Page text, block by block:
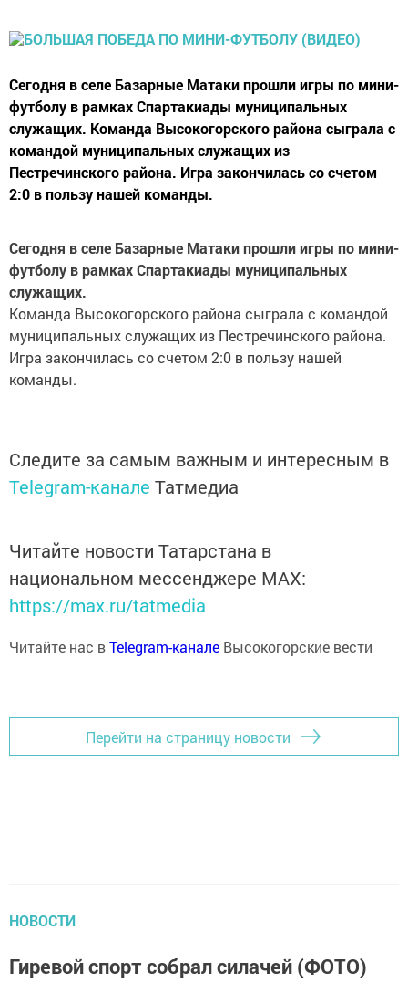
Сегодня в селе Базарные Матаки прошли игры по мини-
футболу в рамках Спартакиады муниципальных
служащих. Команда Высокогорского района сыграла с
командой муниципальных служащих из
Пестречинского района. Игра закончилась со счетом
2:0 в пользу нашей команды.
Сегодня в селе Базарные Матаки прошли игры по мини-
футболу в рамках Спартакиады муниципальных
служащих.
Команда Высокогорского района сыграла с командой
муниципальных служащих из Пестречинского района.
Игра закончилась со счетом 2:0 в пользу нашей
команды.
Следите за самым важным и интересным в
Telegram-канале Татмедиа
Читайте новости Татарстана в
национальном мессенджере MАХ:
https://max.ru/tatmedia
Читайте нас вTelegram-канале Высокогорские вести
Перейти на страницу новости
НОВОСТИ
Гиревой спорт собрал силачей (ФОТО)